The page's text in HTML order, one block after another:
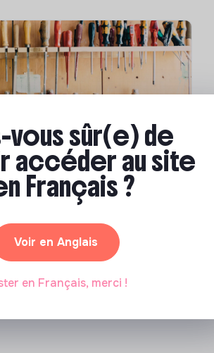
& formations
se former à la
écologique ?
Roussel 09 janvier 2024
vous sûr(e) de
accéder au site
Français ?
Voir en Anglais
en Français, merci !